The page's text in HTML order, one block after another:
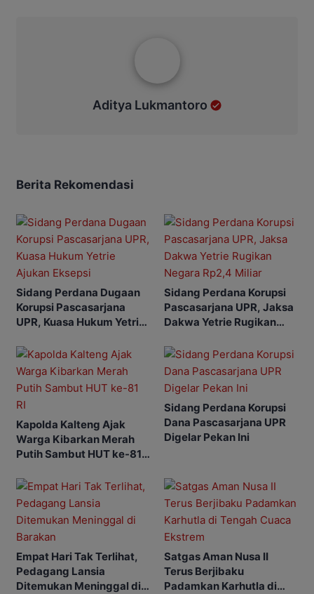
Aditya Lukmantoro
Berita Rekomendasi
Sidang Perdana Dugaan
Korupsi Pascasarjana
UPR, Kuasa Hukum Yetrie
Sidang Perdana Korupsi
Pascasarjana UPR, Jaksa
Dakwa Yetrie Rugikan
Kapolda Kalteng Ajak
Warga Kibarkan Merah
Putih Sambut HUT ke-81
Sidang Perdana Korupsi
Dana Pascasarjana UPR
Digelar Pekan Ini
Empat Hari Tak Terlihat,
Pedagang Lansia
Ditemukan Meninggal di
Satgas Aman Nusa II
Terus Berjibaku
Padamkan Karhutla di